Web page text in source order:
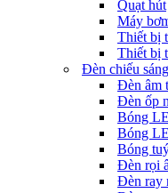
Quạt hút
Máy
Thiết bị
Thiết bị
Đèn chiếu sáng
Đèn âm
Đèn ốp
Bóng
Bóng
Bóng
Đèn rọi
Đèn ray